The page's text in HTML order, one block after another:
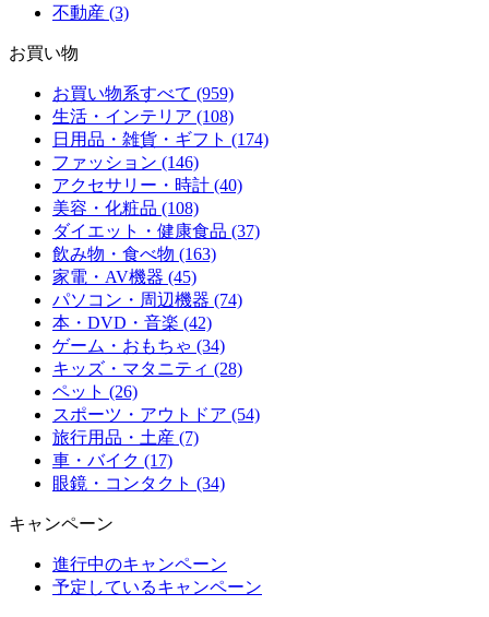
不動産 (3)
お買い物
お買い物系すべて (959)
生活・インテリア (108)
日用品・雑貨・ギフト (174)
ファッション (146)
アクセサリー・時計 (40)
美容・化粧品 (108)
ダイエット・健康食品 (37)
飲み物・食べ物 (163)
家電・AV機器 (45)
パソコン・周辺機器 (74)
本・DVD・音楽 (42)
ゲーム・おもちゃ (34)
キッズ・マタニティ (28)
ペット (26)
スポーツ・アウトドア (54)
旅行用品・土産 (7)
車・バイク (17)
眼鏡・コンタクト (34)
キャンペーン
進行中のキャンペーン
予定しているキャンペーン